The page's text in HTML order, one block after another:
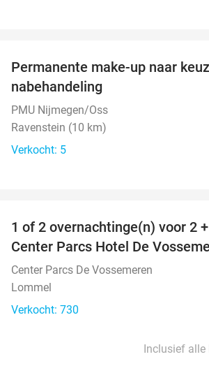
Permanente make-up naar
nabehandeling
PMU Nijmegen/Oss
Ravenstein (10 km)
Verkocht: 5
1 of 2 overnachtinge(n) voor 2
Center Parcs Hotel De
Center Parcs De Vossemeren
Lommel
Verkocht: 730
Inclusief alle